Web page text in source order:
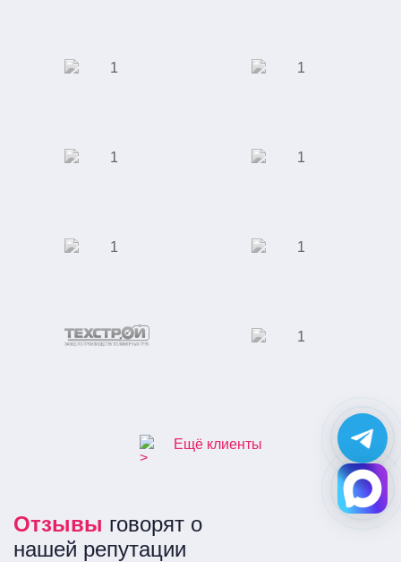
Ещё клиенты
Отзывы говорят о
нашей репутации